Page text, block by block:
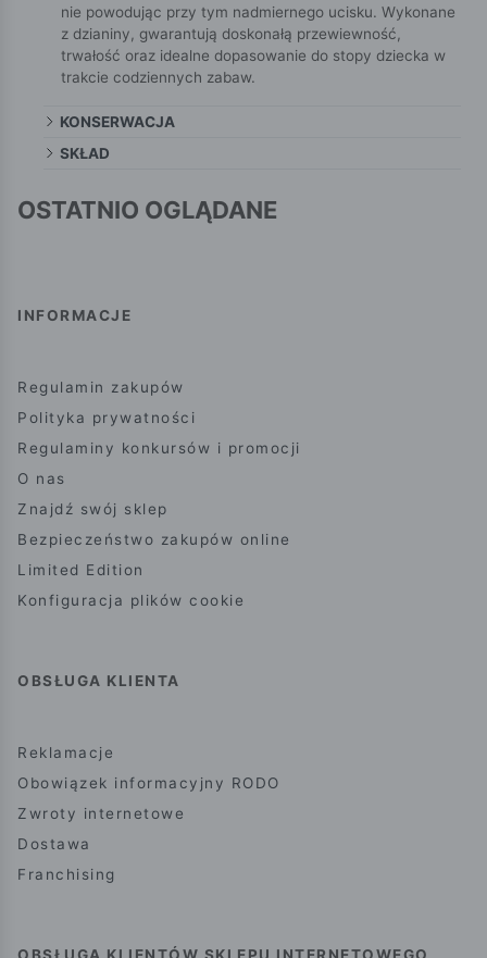
nie powodując przy tym nadmiernego ucisku. Wykonane
z dzianiny, gwarantują doskonałą przewiewność,
trwałość oraz idealne dopasowanie do stopy dziecka w
trakcie codziennych zabaw.
KONSERWACJA
SKŁAD
OSTATNIO OGLĄDANE
INFORMACJE
Regulamin zakupów
Polityka prywatności
Regulaminy konkursów i promocji
O nas
Znajdź swój sklep
Bezpieczeństwo zakupów online
Limited Edition
Konfiguracja plików cookie
OBSŁUGA KLIENTA
Reklamacje
Obowiązek informacyjny RODO
Zwroty internetowe
Dostawa
Franchising